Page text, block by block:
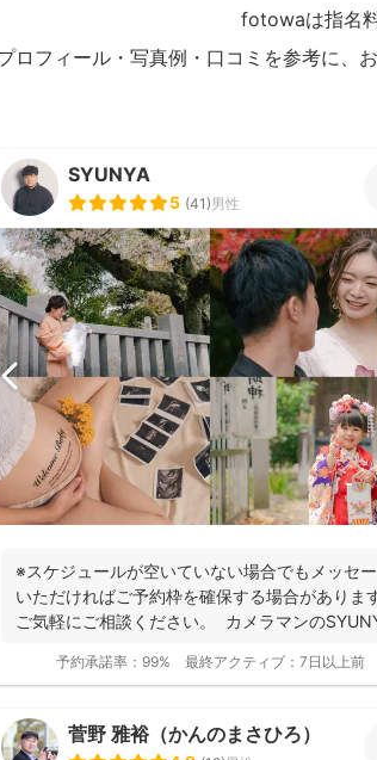
fotowaは指名
ロフィール・写真例・口コミを参考に、
SYUNYA
5 (41)男性
※スケジュールが空いていない場合でもメッセ
いただければご予約枠を確保する場合があります
ご気軽にご相談ください。 カメラマンの
予約承諾率： 99% 最終アクティブ： 7日以上前
菅野 雅裕（かんのまさひろ）